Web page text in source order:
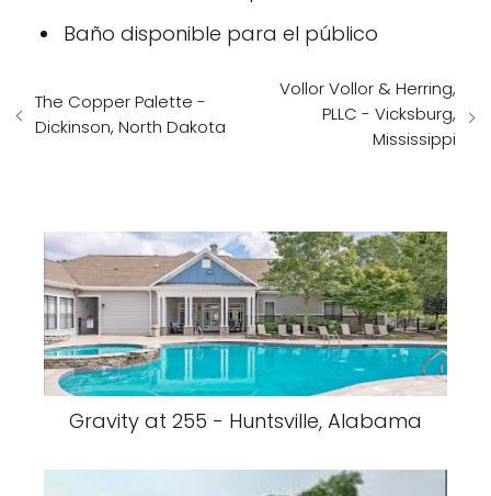
Baño disponible para el público
The Copper Palette -
Dickinson, North Dakota
Vollor Vollor & Herring,
PLLC - Vicksburg,
Mississippi
Gravity at 255 - Huntsville, Alabama